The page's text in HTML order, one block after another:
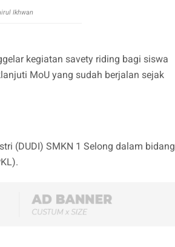
Ikhwan
kegiatan savety riding bagi siswa
MoU yang sudah berjalan sejak
(DUDI) SMKN 1 Selong dalam bidang